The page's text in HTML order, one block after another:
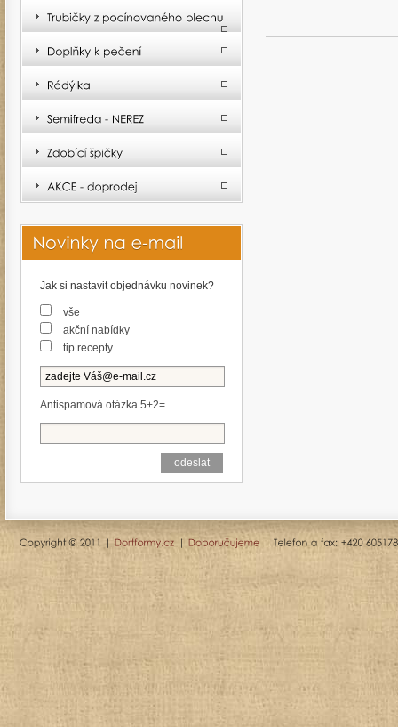
Jak si nastavit objednávku novinek?
vše
akční nabídky
tip recepty
Antispamová otázka 5+2=